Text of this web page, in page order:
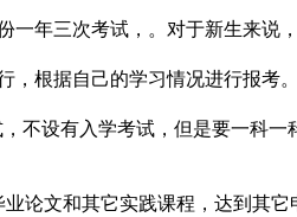
年三次考试，。对于新生来说
根据自己的学习情况进行报考。
不设有入学考试，但是要一科
论文和其它实践课程，达到其